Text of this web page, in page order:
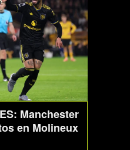
Manchester
en Molineux